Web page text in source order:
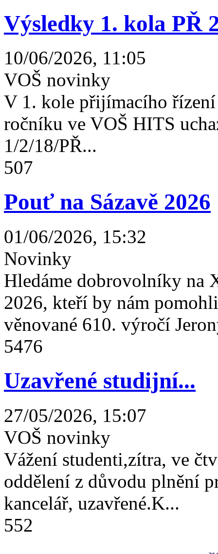
Výsledky 1. kola PŘ
10/06/2026, 11:05
VOŠ novinky
V 1. kole přijímacího
ročníku ve VOŠ HITS
1/2/18/PŘ...
507
Pouť na Sázavě 2026
01/06/2026, 15:32
Novinky
Hledáme dobrovolníky na
2026, kteří by nám
věnované 610. výročí
5476
Uzavřené studijní...
27/05/2026, 15:07
VOŠ novinky
Vážení studenti,zítra, ve
oddělení z důvodu plnění
kancelář, uzavřené.K...
552